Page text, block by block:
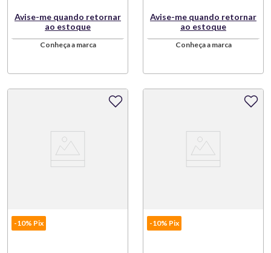
Avise-me quando retornar
ao estoque
Conheça a marca
Avise-me quando retornar
ao estoque
Conheça a marca
-10% Pix -10% Pix